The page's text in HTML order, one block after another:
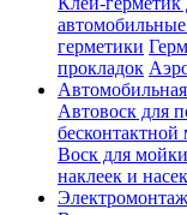
герметики
прокладок
Автовоск для
бесконтактной
Воск для
наклеек и